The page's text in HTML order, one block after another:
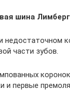
шина
недостаточном
части зубов.
и первые